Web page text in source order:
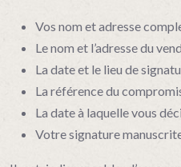
Vos nom et adresse
Le nom et l’adresse du
La date et le lieu de
La référence du
La date à laquelle vous
Votre signature